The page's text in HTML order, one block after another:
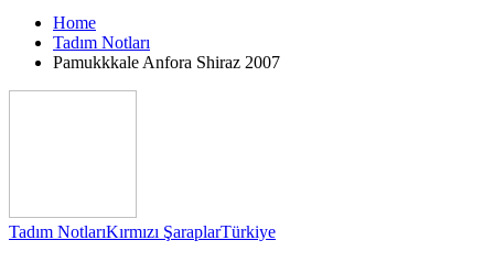
Home
Tadım Notları
Pamukkkale Anfora Shiraz 2007
Tadım NotlarıKırmızı ŞaraplarTürkiye